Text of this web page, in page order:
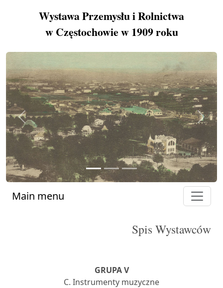
Wystawa Przemysłu i Rolnictwa
w Częstochowie w 1909 roku
Previous Next
Main menu
Spis Wystawców
GRUPA V
C. Instrumenty muzyczne